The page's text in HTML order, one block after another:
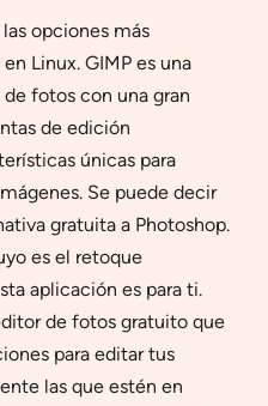
opciones más
Linux. GIMP es una
fotos con una gran
de edición
únicas para
Se puede decir
gratuita a Photoshop.
es el retoque
aplicación es para ti.
de fotos gratuito que
para editar tus
las que estén en